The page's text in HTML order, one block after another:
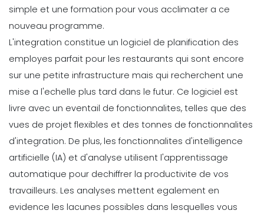
simple et une formation pour vous acclimater a ce
nouveau programme.
L'integration constitue un logiciel de planification des
employes parfait pour les restaurants qui sont encore
sur une petite infrastructure mais qui recherchent une
mise a l'echelle plus tard dans le futur. Ce logiciel est
livre avec un eventail de fonctionnalites, telles que des
vues de projet flexibles et des tonnes de fonctionnalites
d'integration. De plus, les fonctionnalites d'intelligence
artificielle (IA) et d'analyse utilisent l'apprentissage
automatique pour dechiffrer la productivite de vos
travailleurs. Les analyses mettent egalement en
evidence les lacunes possibles dans lesquelles vous